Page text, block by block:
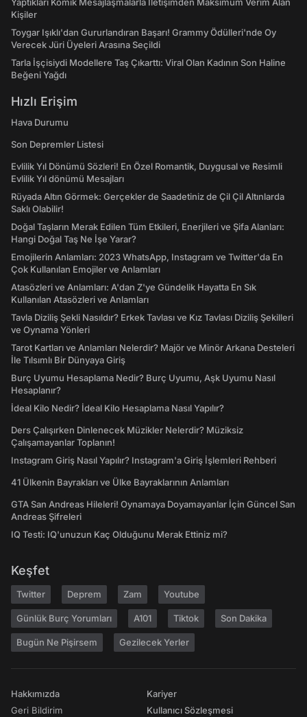
Yaptıkları Komik Mesajlaşmalarla İletişimden Maksimum Verim Alan
Kişiler
Toygar Işıklı'dan Gururlandıran Başarı! Grammy Ödülleri'nde Oy
Verecek Jüri Üyeleri Arasına Seçildi
Tarla İşçisiydi Modellere Taş Çıkarttı: Viral Olan Kadının Son Haline
Beğeni Yağdı
Hızlı Erişim
Hava Durumu
Son Depremler Listesi
Evlilik Yıl Dönümü Sözleri! En Özel Romantik, Duygusal ve Resimli
Evlilik Yıl dönümü Mesajları
Rüyada Altın Görmek: Gerçekler de Saadetiniz de Çil Çil Altınlarda
Saklı Olabilir!
Doğal Taşların Merak Edilen Tüm Etkileri, Enerjileri ve Şifa Alanları:
Hangi Doğal Taş Ne İşe Yarar?
Emojilerin Anlamları: 2023 WhatsApp, Instagram ve Twitter'da En
Çok Kullanılan Emojiler ve Anlamları
Atasözleri ve Anlamları: A'dan Z'ye Gündelik Hayatta En Sık
Kullanılan Atasözleri ve Anlamları
Tavla Diziliş Şekli Nasıldır? Erkek Tavlası ve Kız Tavlası Diziliş Şekilleri
ve Oynama Yönleri
Tarot Kartları ve Anlamları Nelerdir? Majör ve Minör Arkana Desteleri
İle Tılsımlı Bir Dünyaya Giriş
Burç Uyumu Hesaplama Nedir? Burç Uyumu, Aşk Uyumu Nasıl
Hesaplanır?
İdeal Kilo Nedir? İdeal Kilo Hesaplama Nasıl Yapılır?
Ders Çalışırken Dinlenecek Müzikler Nelerdir? Müziksiz
Çalışamayanlar Toplanın!
Instagram Giriş Nasıl Yapılır? Instagram'a Giriş İşlemleri Rehberi
41 Ülkenin Bayrakları ve Ülke Bayraklarının Anlamları
GTA San Andreas Hileleri! Oynamaya Doyamayanlar İçin Güncel San
Andreas Şifreleri
IQ Testi: IQ'unuzun Kaç Olduğunu Merak Ettiniz mi?
Keşfet
Twitter Deprem Zam Youtube
Günlük Burç Yorumları A101 Tiktok Son Dakika
Bugün Ne Pişirsem Gezilecek Yerler
Hakkımızda
Geri Bildirim
Kariyer
Kullanıcı Sözleşmesi